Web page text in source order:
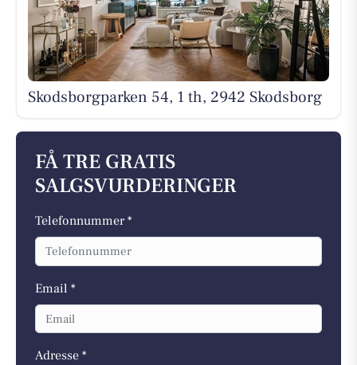
Skodsborgparken 54, 1 th, 2942 Skodsborg
FÅ TRE GRATIS
SALGSVURDERINGER
Telefonnummer *
Email *
Adresse *